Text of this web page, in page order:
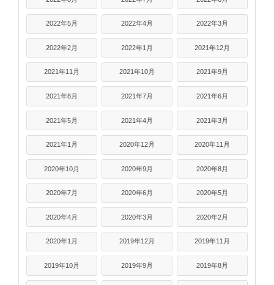
2022年5月 2022年4月 2022年3月
2022年2月 2022年1月 2021年12月
2021年11月 2021年10月 2021年9月
2021年8月 2021年7月 2021年6月
2021年5月 2021年4月 2021年3月
2021年1月 2020年12月 2020年11月
2020年10月 2020年9月 2020年8月
2020年7月 2020年6月 2020年5月
2020年4月 2020年3月 2020年2月
2020年1月 2019年12月 2019年11月
2019年10月 2019年9月 2019年8月